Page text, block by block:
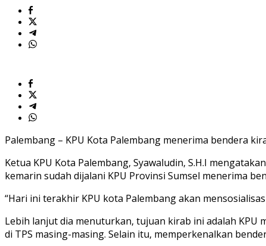
Palembang – KPU Kota Palembang menerima bendera
Ketua KPU Kota Palembang, Syawaludin, S.H.I
kemarin sudah dijalani KPU Provinsi Sumsel menerima
“Hari ini terakhir KPU kota Palembang akan
Lebih lanjut dia menuturkan, tujuan kirab ini adalah KPU
di TPS masing-masing. Selain itu, memperkenalkan